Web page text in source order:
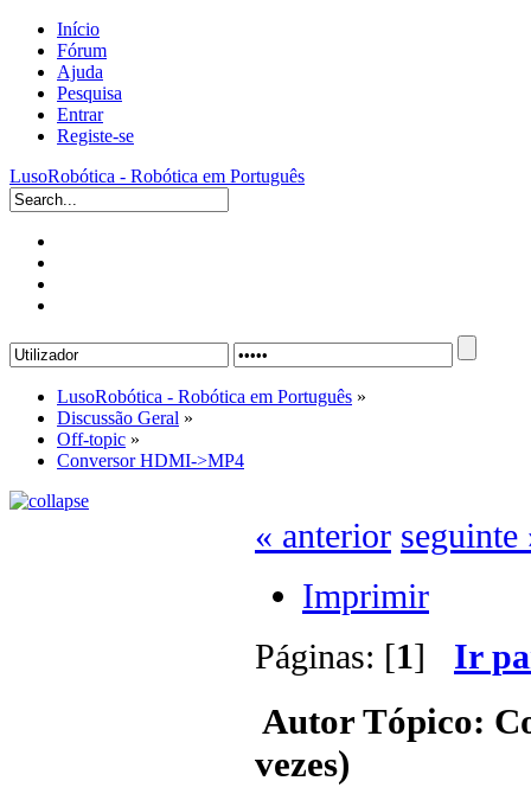
Início
Fórum
Ajuda
Pesquisa
Entrar
Registe-se
LusoRobótica - Robótica em Português
LusoRobótica - Robótica em Português »
Discussão Geral »
Off-topic »
Conversor HDMI->MP4
« anterior seguinte
Imprimir
Páginas: [1] Ir
AutorTópico:
vezes)